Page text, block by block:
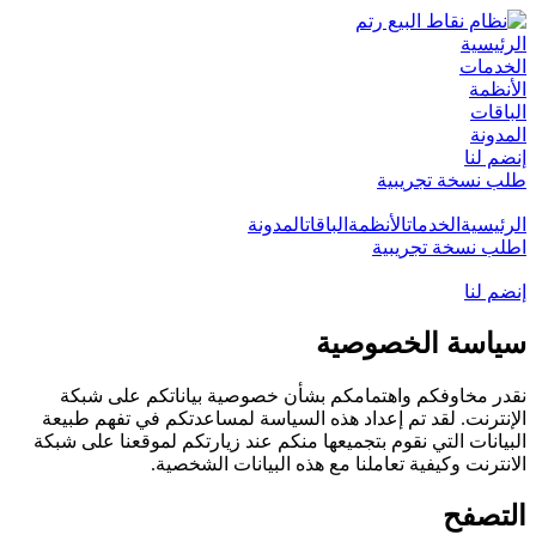
الرئيسية
الخدمات
الأنظمة
الباقات
المدونة
إنضم لنا
طلب نسخة تجريبية
الرئيسية الخدماتالأنظمة الباقاتالمدونة
اطلب نسخة تجريبية
إنضم لنا
سياسة الخصوصية
نقدر مخاوفكم واهتمامكم بشأن خصوصية بياناتكم على شبكة
الإنترنت. لقد تم إعداد هذه السياسة لمساعدتكم في تفهم طبيعة
البيانات التي نقوم بتجميعها منكم عند زيارتكم لموقعنا على شبكة
الانترنت وكيفية تعاملنا مع هذه البيانات الشخصية.
التصفح